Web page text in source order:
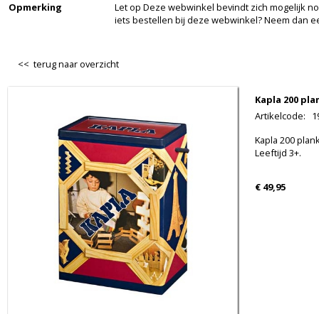
Opmerking
Let op Deze webwinkel bevindt zich mogelijk
iets bestellen bij deze webwinkel? Neem dan
<< terug naar overzicht
Kapla 200
Artikelcode:
Kapla 200
Leeftijd 3+.
€ 49,95